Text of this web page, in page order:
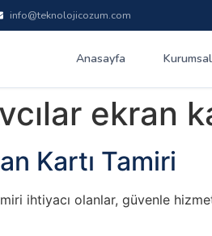
info@teknolojicozum.com
Anasayfa Kurumsal
ekran
Kartı Tamiri
ihtiyacı olanlar, güvenle